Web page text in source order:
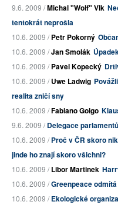
9.6. 2009 /Michal "Wolf" Vlk
tentokrát neprošla
10.6. 2009 /Petr Pokorný
10.6. 2009 /Jan Smolák
10.6. 2009 /Pavel Kopecký
10.6. 2009 /Uwe Ladwig
realita zničí sny
10.6. 2009 /Fabiano Golgo
9.6. 2009 /Delegace
10.6. 2009 /Proč v ČR skoro
jinde ho znají skoro všichni?
10.6. 2009 /Libor Martinek
10.6. 2009 /Greenpeace
10.6. 2009 /Ekologické